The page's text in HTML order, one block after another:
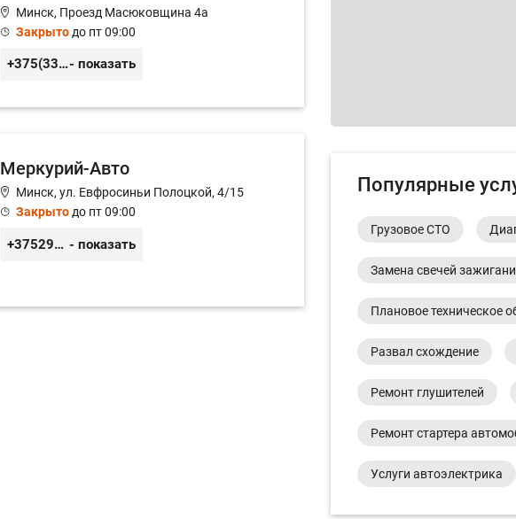
Минск, Проезд Масюковщина 4а
Закрытодо пт 09:00
+375(33)3-300-200- показать
Меркурий-Авто
Минск, ул. Евфросиньи Полоцкой, 4/15
Закрытодо пт 09:00
+375299888100 - показать
Популярные
Грузовое СТО
Замена свечей
Плановое техническое
Развал схождение
Ремонт глушителей
Ремонт стартера
Услуги автоэлектрика